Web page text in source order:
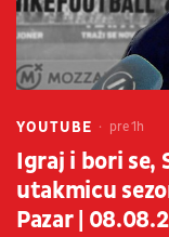
YOUTUBE pre 1h
Igraj i bori se,
utakmicu
Pazar |